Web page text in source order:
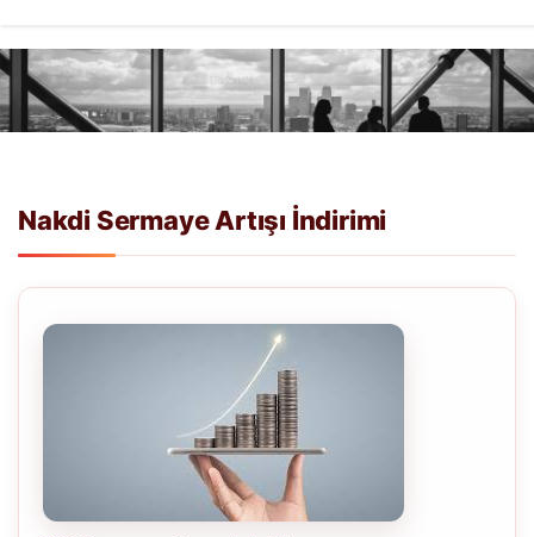
Nakdi Sermaye Artışı İndirimi